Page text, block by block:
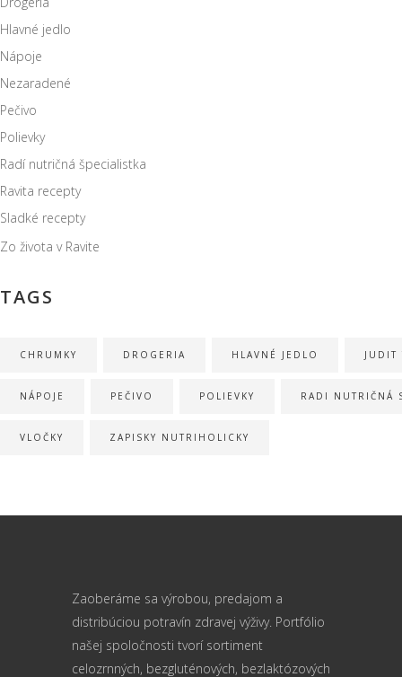
Hlavné jedlo
Nápoje
Nezaradené
Pečivo
Polievky
Radí nutričná špecialistka
Ravita recepty
Sladké recepty
Zo života v Ravite
TAGS
CHRUMKY DROGERIA HLAVNÉ JEDLO JUDIT
NÁPOJE PEČIVO POLIEVKY RADI NUTRIČNÁ
VLOČKY ZAPISKY NUTRIHOLICKY
Zaoberáme sa výrobou, predajom a
distribúciou potravín zdravej výživy. Portfólio
našej spoločnosti tvorí sortiment
celozrnných, bezgluténových, bezlaktózových